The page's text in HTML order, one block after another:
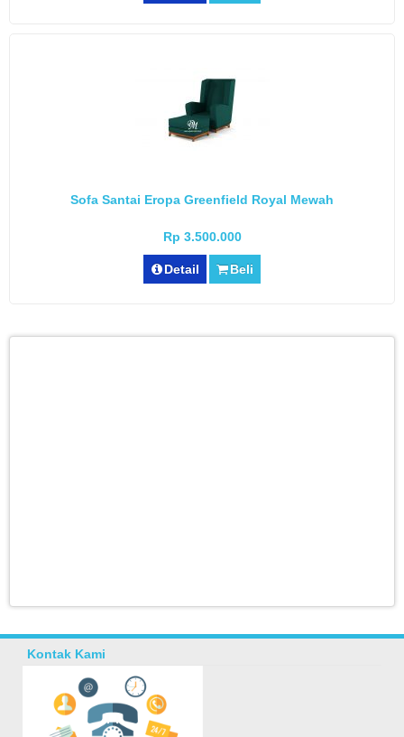
Sofa Santai Eropa Greenfield Royal Mewah
Rp 3.500.000
Detail Beli
Kontak Kami